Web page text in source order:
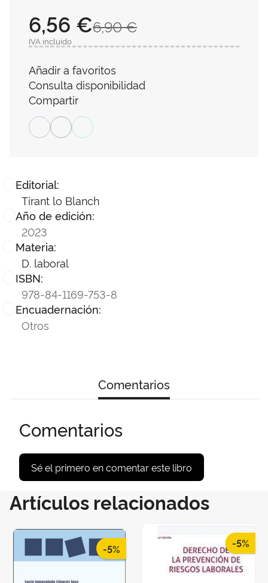
Editorial:
Tirant lo Blanch
Año de edición:
2023
Materia:
D. laboral
ISBN:
978-84-1169-753-8
Encuadernación:
Otros
6,90 €
6,56 €
IVA incluido
Añadir a favoritos
Consulta disponibilidad
Compartir
Comentarios
Comentarios
Sé el primero en comentar este libro
Artículos relacionados
-5% -5%